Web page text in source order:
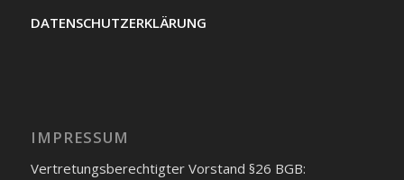
DATENSCHUTZERKLÄRUNG
IMPRESSUM
Vertretungsberechtigter Vorstand §26 BGB: